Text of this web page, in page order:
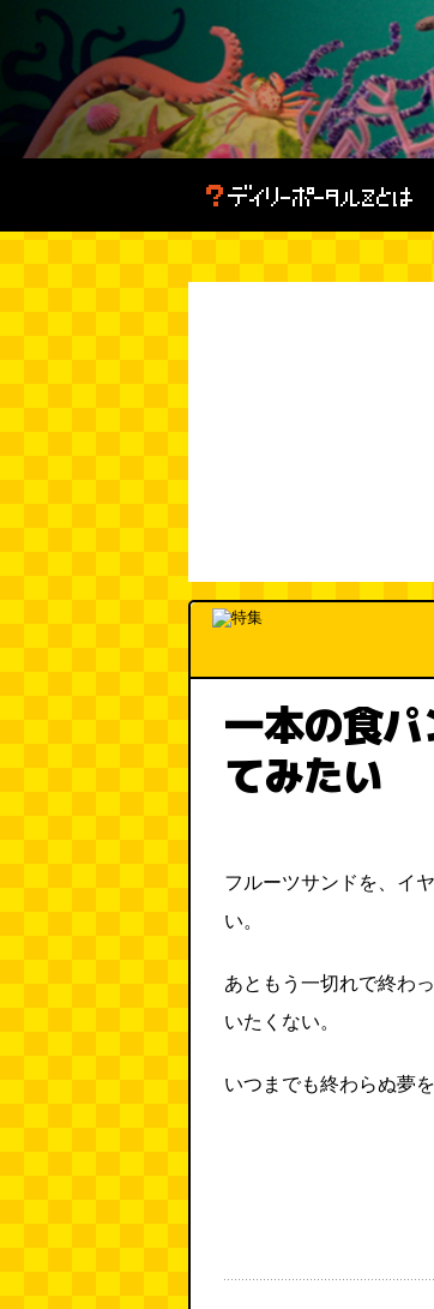
一本の食
てみたい
フルーツサンドを、イ
い。
あともう一切れで終わ
いたくない。
いつまでも終わらぬ夢